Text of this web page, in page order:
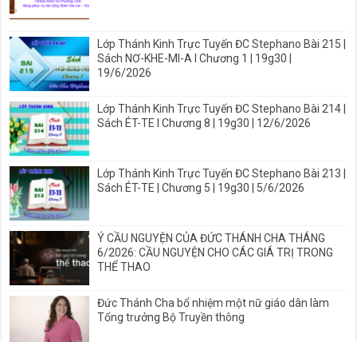
Lớp Thánh Kinh Trực Tuyến ĐC Stephano Bài 215 |
Sách NƠ-KHE-MI-A I Chương 1 | 19g30 |
19/6/2026
Lớp Thánh Kinh Trực Tuyến ĐC Stephano Bài 214 |
Sách ÉT-TE I Chương 8 | 19g30 | 12/6/2026
Lớp Thánh Kinh Trực Tuyến ĐC Stephano Bài 213 |
Sách ÉT-TE | Chương 5 | 19g30 | 5/6/2026
Ý CẦU NGUYỆN CỦA ĐỨC THÁNH CHA THÁNG
6/2026: CẦU NGUYỆN CHO CÁC GIÁ TRỊ TRONG
THỂ THAO
Đức Thánh Cha bổ nhiệm một nữ giáo dân làm
Tổng trưởng Bộ Truyền thông